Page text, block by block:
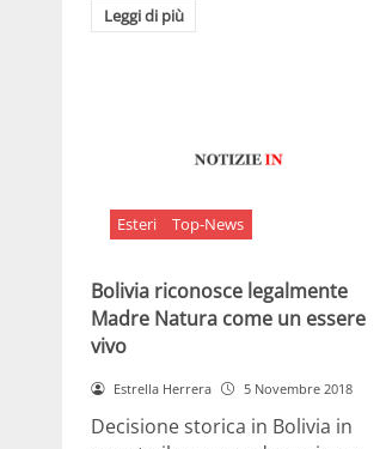
Leggi di più
Esteri Top-News
Bolivia riconosce legalmente
Madre Natura come un essere
vivo
Estrella Herrera 5 Novembre 2018
Decisione storica in Bolivia in